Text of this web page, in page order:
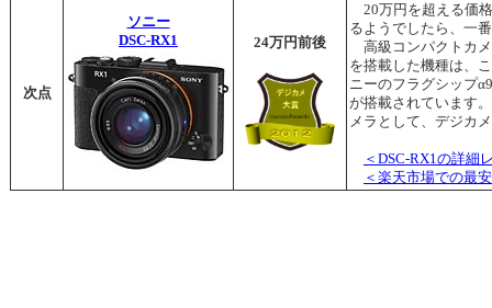
次点
ソニー
DSC-RX1
24万円前後
20万円を超える価
るようでしたら、一
高級コンパクトカメ
を搭載した機種は、
ニーのフラグシップ
が搭載されています
メラとして、デジカ
＜DSC-RX1の詳細
＜楽天市場での最